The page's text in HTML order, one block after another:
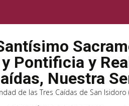
Pontificia y
Nuestra
de las Tres Caídas de San Isidoro